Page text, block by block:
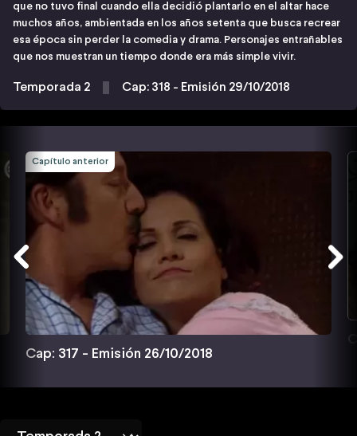
que no tuvo final cuando ella decidió plantarlo en el altar hace
muchos años, ambientada en los años setenta que busca recrear
esa época sin perder la comedia y drama. Personajes entrañables
que nos muestran un tiempo donde era más simple vivir.
Temporada 2 Cap: 318 - Emisión 29/10/2018
Capítulo anterior
Cap: 317 - Emisión 26/10/2018